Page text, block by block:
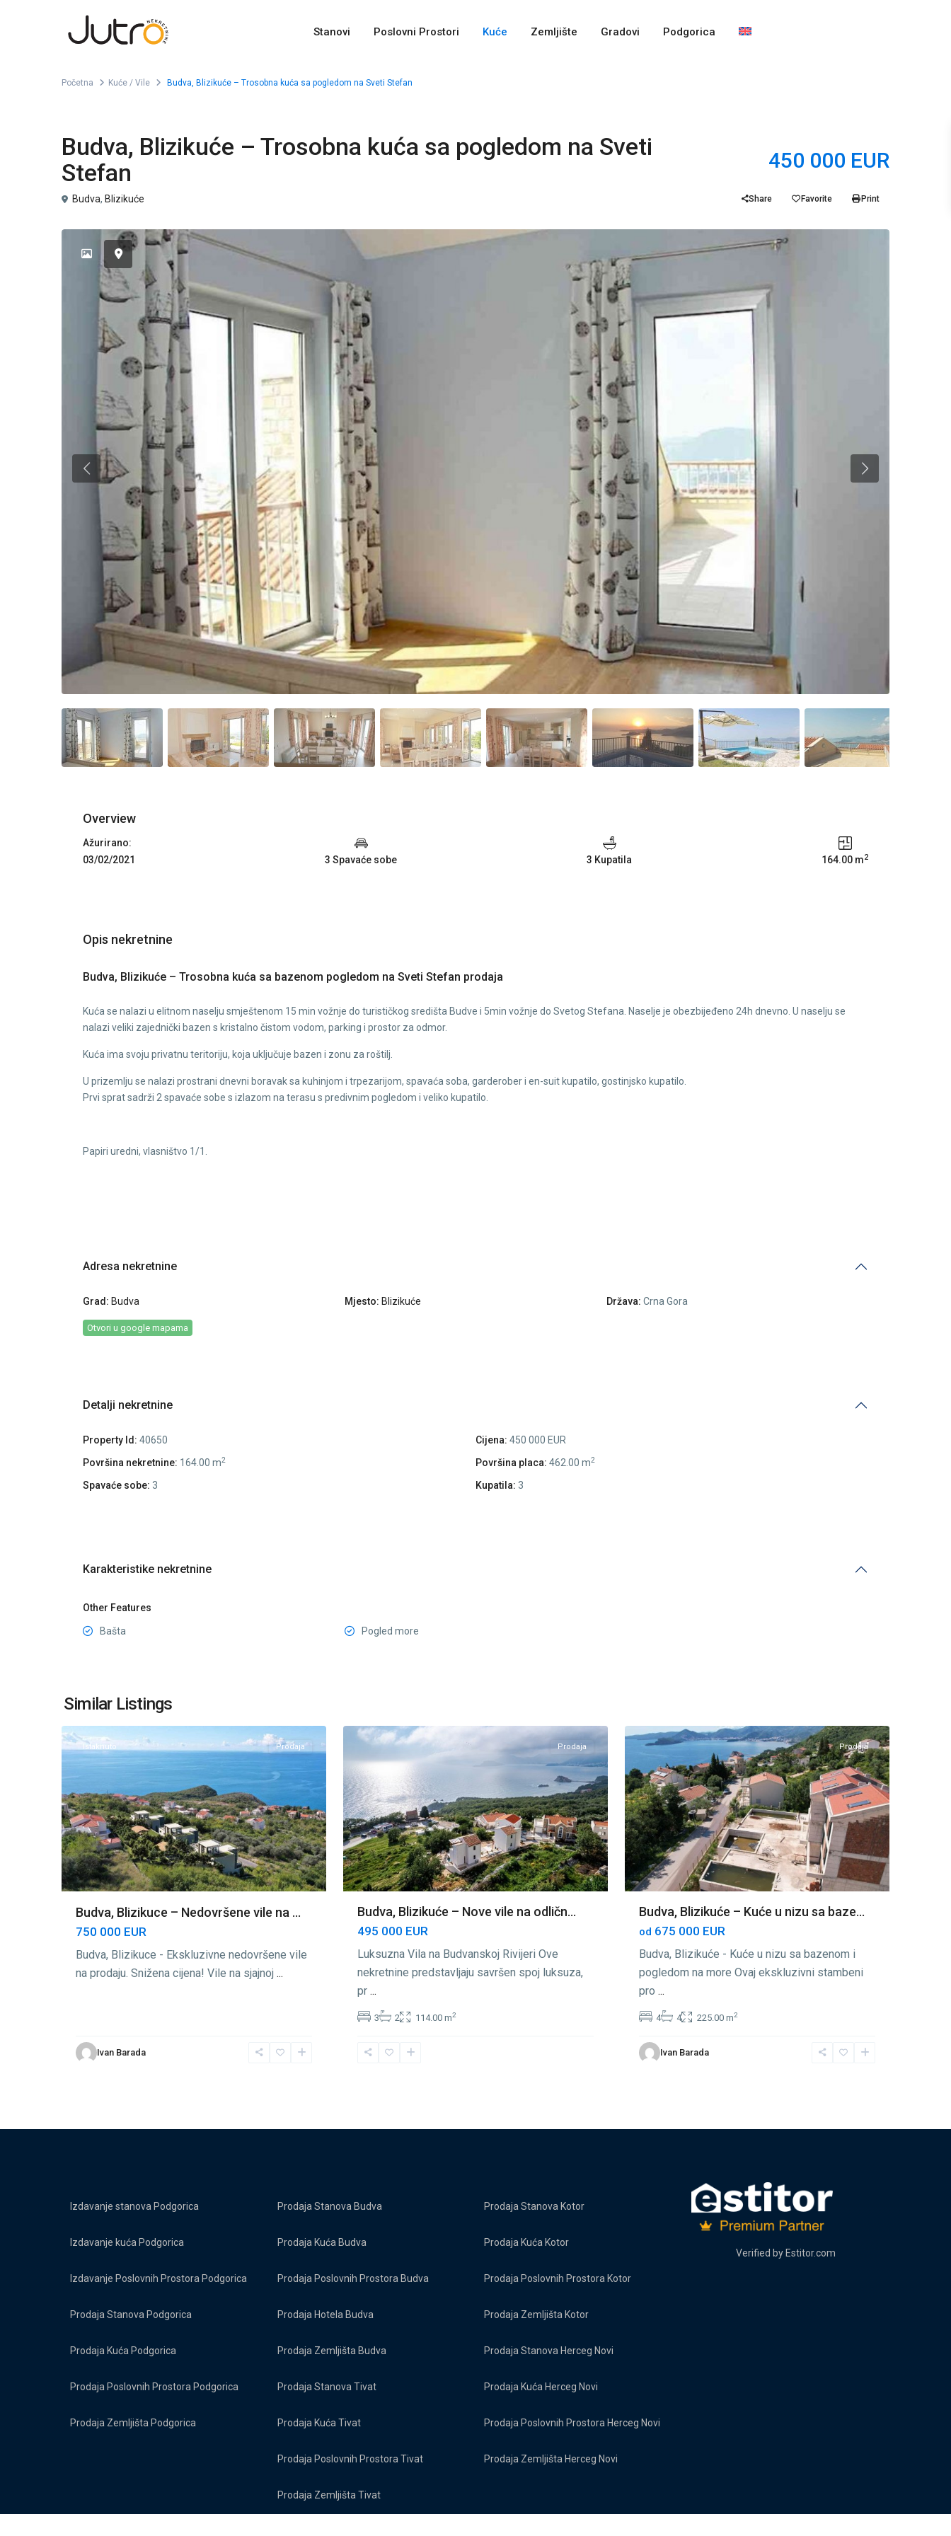
Stanovi Poslovni Prostori Kuće Zemljište Gradovi Podgorica
Početna Kuće / Vile Budva, Blizikuće – Trosobna kuća sa pogledom na Sveti Stefan
Budva, Blizikuće – Trosobna kuća sa pogledom na Sveti
Stefan
450 000 EUR
Budva, Blizikuće Share Favorite Print
Previous Previous
Overview
Ažurirano:
03/02/2021
3 Spavaće sobe 3 Kupatila 164.00 m2
Opis nekretnine
Budva, Blizikuće – Trosobna kuća sa bazenom pogledom na Sveti Stefan prodaja
Kuća se nalazi u elitnom naselju smještenom 15 min vožnje do turističkog središta Budve i 5min vožnje do Svetog Stefana. Naselje je obezbijeđeno 24h dnevno. U naselju se
nalazi veliki zajednički bazen s kristalno čistom vodom, parking i prostor za odmor.
Kuća ima svoju privatnu teritoriju, koja uključuje bazen i zonu za roštilj.
U prizemlju se nalazi prostrani dnevni boravak sa kuhinjom i trpezarijom, spavaća soba, garderober i en-suit kupatilo, gostinjsko kupatilo.
Prvi sprat sadrži 2 spavaće sobe s izlazom na terasu s predivnim pogledom i veliko kupatilo.
Papiri uredni, vlasništvo 1/1.
Adresa nekretnine
Grad: Budva Mjesto: Blizikuće Država: Crna Gora
Otvori u google mapama
Detalji nekretnine
Property Id: 40650 Cijena: 450 000 EUR
Površina nekretnine: 164.00 m2 Površina placa: 462.00 m2
Spavaće sobe: 3 Kupatila: 3
Karakteristike nekretnine
Other Features
Bašta Pogled more
Similar Listings
Blizikuće
Budva
Istaknuto Prodaja
Budva, Blizikuce – Nedovršene vile na ...
750 000 EUR
Budva, Blizikuce - Ekskluzivne nedovršene vile
na prodaju. Snižena cijena! Vile na sjajnoj ...
Ivan Barada
Prodaja
Budva, Blizikuće – Nove vile na odličn...
495 000 EUR
Luksuzna Vila na Budvanskoj Rivijeri Ove
nekretnine predstavljaju savršen spoj luksuza,
pr ...
3 2 114.00 m2
Prodaja
Budva, Blizikuće – Kuće u nizu sa baze...
od 675 000 EUR
Budva, Blizikuće - Kuće u nizu sa bazenom i
pogledom na more Ovaj ekskluzivni stambeni
pro ...
4 4 225.00 m2
Ivan Barada
Izdavanje stanova Podgorica
Izdavanje kuća Podgorica
Izdavanje Poslovnih Prostora Podgorica
Prodaja Stanova Podgorica
Prodaja Kuća Podgorica
Prodaja Poslovnih Prostora Podgorica
Prodaja Zemljišta Podgorica
Prodaja Stanova Budva
Prodaja Kuća Budva
Prodaja Poslovnih Prostora Budva
Prodaja Hotela Budva
Prodaja Zemljišta Budva
Prodaja Stanova Tivat
Prodaja Kuća Tivat
Prodaja Poslovnih Prostora Tivat
Prodaja Zemljišta Tivat
Prodaja Stanova Kotor
Prodaja Kuća Kotor
Prodaja Poslovnih Prostora Kotor
Prodaja Zemljišta Kotor
Prodaja Stanova Herceg Novi
Prodaja Kuća Herceg Novi
Prodaja Poslovnih Prostora Herceg Novi
Prodaja Zemljišta Herceg Novi
Verified by Estitor.com